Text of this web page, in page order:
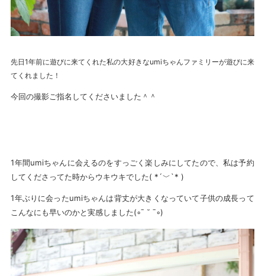
先日1年前に遊びに来てくれた私の大好きなumiちゃんファミリーが遊びに来
てくれました！
今回の撮影ご指名してくださいました＾＾
1年間umiちゃんに会えるのをすっごく楽しみにしてたので、私は予約
してくださってた時からウキウキでした( *´﹀`* )
1年ぶりに会ったumiちゃんは背丈が大きくなっていて子供の成長って
こんなにも早いのかと実感しました(◦ˉ ˘ ˉ◦)